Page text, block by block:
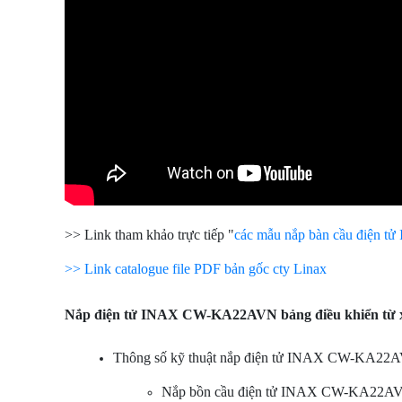
>> Link tham khảo trực tiếp "các mẫu nắp bàn cầu điện
>> Link catalogue file PDF bản gốc cty Linax
Nắp điện tử INAX CW-KA22AVN bảng điều khiển từ
Thông số kỹ thuật nắp điện tử INAX CW-
Nắp bồn cầu điện tử INAX CW-